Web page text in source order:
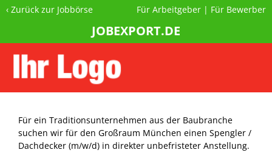
‹ Zurück zur Jobbörse
JOBEXPORT.DE
Für Arbeitgeber | Für Bewerber
Für ein Traditionsunternehmen aus der Baubranche
suchen wir für den Großraum München einen Spengler /
Dachdecker (m/w/d) in direkter unbefristeter Anstellung.